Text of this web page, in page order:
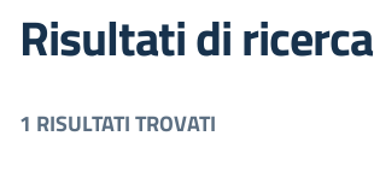
Risultati di ricerca
1 RISULTATI TROVATI